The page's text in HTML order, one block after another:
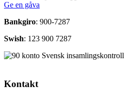
Ge en gåva
Bankgiro: 900-7287
Swish: 123 900 7287
Kontakt